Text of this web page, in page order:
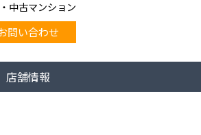
中古マンション
問い合わせ
店舗情報